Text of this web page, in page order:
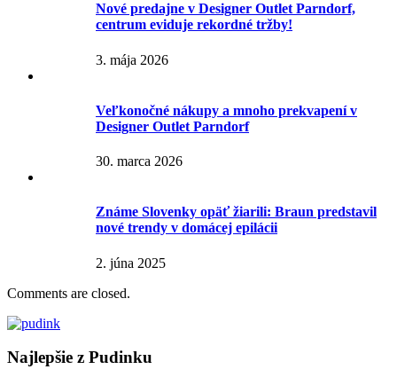
Nové predajne v Designer Outlet Parndorf,
centrum eviduje rekordné tržby!
3. mája 2026
Veľkonočné nákupy a mnoho prekvapení v
Designer Outlet Parndorf
30. marca 2026
Známe Slovenky opäť žiarili: Braun predstavil
nové trendy v domácej epilácii
2. júna 2025
Comments are closed.
Najlepšie z Pudinku